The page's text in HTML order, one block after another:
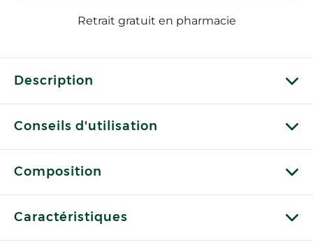
Retrait gratuit en pharmacie
Description
Conseils d'utilisation
Composition
Caractéristiques